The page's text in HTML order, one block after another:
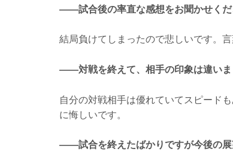
——試合後の率直な感想をお聞かせくだ
結局負けてしまったので悲しいです。
——対戦を終えて、相手の印象は違いま
自分の対戦相手は優れていてスピード
に悔しいです。
——試合を終えたばかりですが今後の展